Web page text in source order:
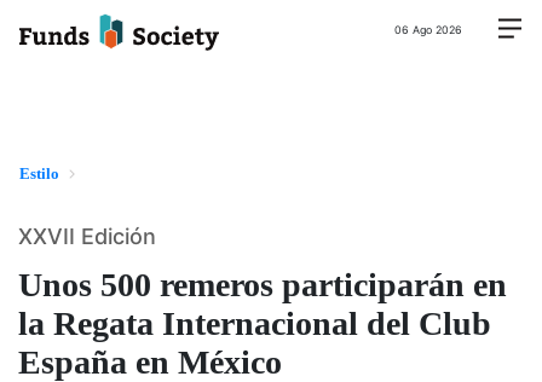
06 Ago 2026
Estilo
Unos 500 remeros participarán en
la Regata Internacional del Club
España en México
XXVII Edición